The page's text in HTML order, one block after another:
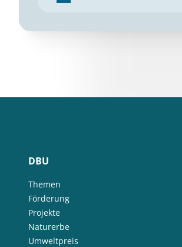
DBU
Themen
Förderung
Projekte
Naturerbe
Umweltpreis